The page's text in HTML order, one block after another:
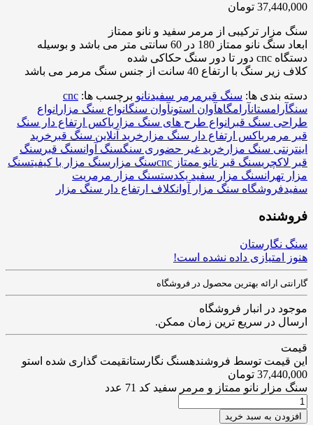
37,440,000 تومان
سنگ مزار ترکیبی از مرمر سفید و نانو ممتاز
ابعاد سنگ نانو ممتاز 180 در 60 سانتی متر می باشد و بوسیله
دستگاه cnc دور تا دور سنگ حکاکی شده
کلاف زیر سنگ با ارتفاع 40 سانت از جنس سنگ مرمر می باشد
دسته بندی ها: سنگ قبر مرمر سفیدنانو برچسب ها: cnc
سنگآرامستانآرامگاهآوان استونآوان سنگانواع سنگ مزار انواع
طراحی سنگ قبر انواع طرح های سنگ مزار باکس ارتفاع دار سنگ
قبر مرمر باکس ارتفاع دار سنگ مزار خرید آنلاین سنگ قبر خرید
اینترنتی سنگ مزار خرید غیر حضوری سنگسنگ آوانسنگ قبر سنگ
قبر لاکچریسنگ قبر نانو ممتاز cnc سنگ مزار سنگ مزار با کیفیتسنگ
مزار تهرانسنگ مزار سفید یکدستسنگ مزار مرمریت
سفیدفروشگاه سنگ مزار آوانکلاف ارتفاع دار سنگ مزار
فروشنده
سنگ نگارستان
هنوز امتیازی داده نشده است!
گارانتی ارائه بهترین محصول در فروشگاه
موجود در انبار فروشگاه
ارسال در سریع ترین زمان ممکن.
قیمت
این قیمت توسط فروشندهسنگ نگارستانقیمت گذاری شده استو
37,440,000 تومان
سنگ مزار نانو ممتاز و مرمر سفید کد 71 عدد
افزودن به سبد خرید